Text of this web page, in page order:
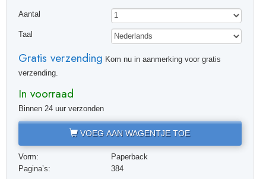
Aantal
Taal
Gratis verzending Kom nu in aanmerking voor gratis
verzending.
In voorraad
Binnen 24 uur verzonden
VOEG AAN WAGENTJE TOE
Vorm:
Paperback
Pagina’s:
384